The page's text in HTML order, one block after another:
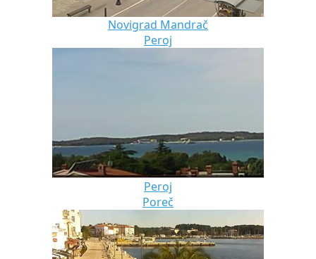
Novigrad Mandrač
Peroj
Peroj
Poreč